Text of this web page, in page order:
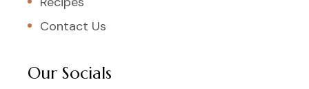
Contact Us
Our Socials